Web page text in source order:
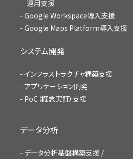
運用支援
Google Workspace導入支援
Google Maps Platform導入支援
システム開発
インフラストラクチャ構築支援
アプリケーション開発
PoC（概念実証）支援
データ分析
データ分析基盤構築支援 /